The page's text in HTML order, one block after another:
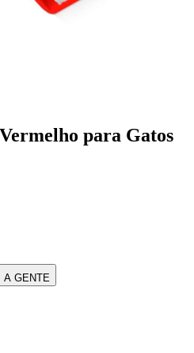
para Gatos
A GENTE